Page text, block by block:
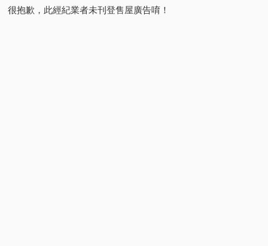
很抱歉，此經紀業者未刊登售屋廣告唷！